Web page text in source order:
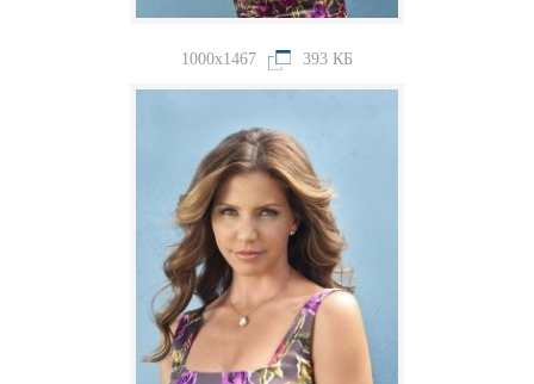
1000x1467 393 КБ